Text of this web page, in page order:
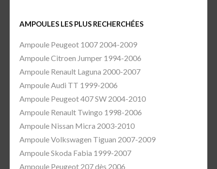
AMPOULES LES PLUS RECHERCHÉES
Ampoule Peugeot 1007 2004-2009
Ampoule Citroen Jumper 1994-2006
Ampoule Renault Laguna 2000-2007
Ampoule Audi TT 1999-2006
Ampoule Peugeot 407 SW 2004-2010
Ampoule Renault Twingo 1998-2006
Ampoule Nissan Micra 2003-2010
Ampoule Volkswagen Tiguan 2007-2009
Ampoule Skoda Fabia 1999-2007
Ampoule Peugeot 207 dès 2006